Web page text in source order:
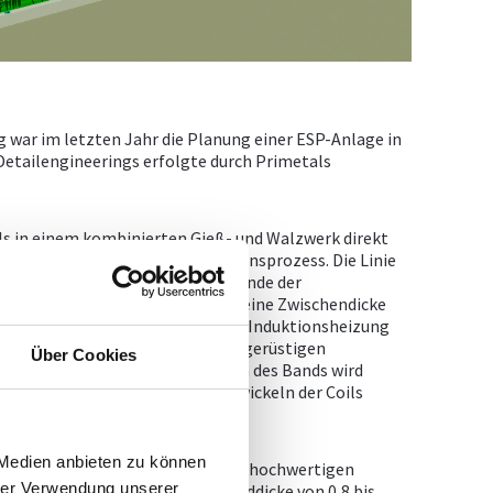
Über Cookies
anbieten zu können
Verwendung unserer
im letzten Jahr die Planung einer ESP-Anlage in
erfolgte durch Primetals
in einem kombinierten Gieß- und Walzwerk direkt
Produktionsprozess. Die Linie
der anschließend in einem am Ende der
Hochreduktionswalzwerk auf eine Zwischendicke
Wiedererwärmung mittels Induktionsheizung
Enddicke in einer fünfgerüstigen
statt. Das Schneiden des Bands wird
unmittelbar vor dem Aufwickeln der Coils
von 3 Millionen Tonnen hochwertigen